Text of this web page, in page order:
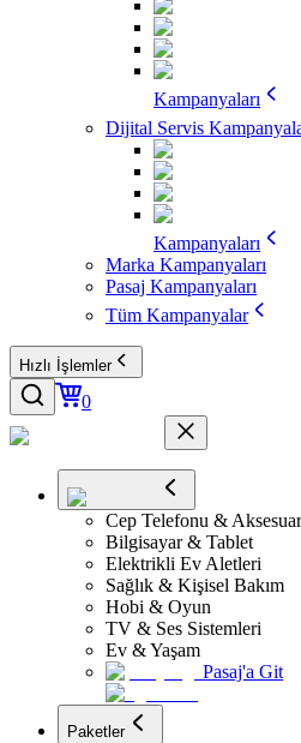
Kampanyaları
Dijital Servis
Kampanyaları
Marka Kampanyaları
Pasaj Kampanyaları
Tüm Kampanyalar
Hızlı İşlemler
0
Cep Telefonu & Aksesuar
Bilgisayar & Tablet
Elektrikli Ev Aletleri
Sağlık & Kişisel Bakım
Hobi & Oyun
TV & Ses Sistemleri
Ev & Yaşam
Pasaj'a Git
Paketler